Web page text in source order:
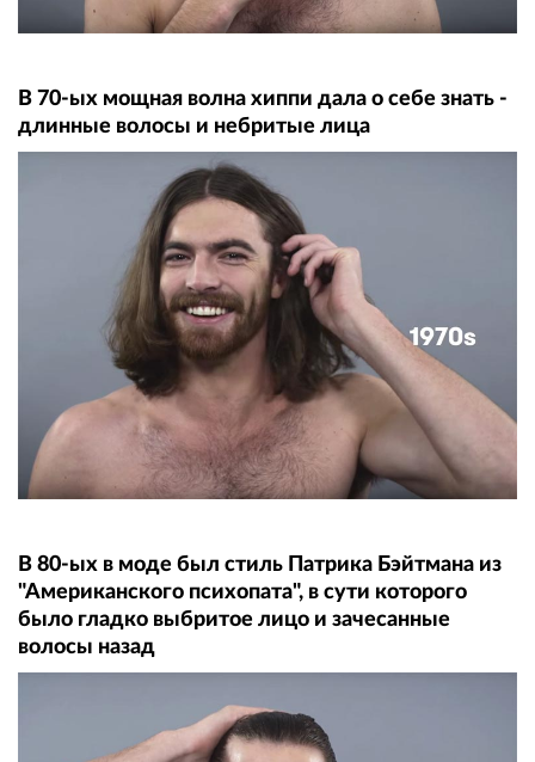
В 70-ых мощная волна хиппи дала о себе знать -
длинные волосы и небритые лица
В 80-ых в моде был стиль Патрика Бэйтмана из
"Американского психопата", в сути которого
было гладко выбритое лицо и зачесанные
волосы назад